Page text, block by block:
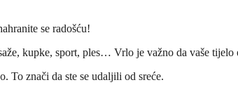
se radošću!
kupke, sport, ples… Vrlo je važno da vaše tijelo
To znači da ste se udaljili od sreće.